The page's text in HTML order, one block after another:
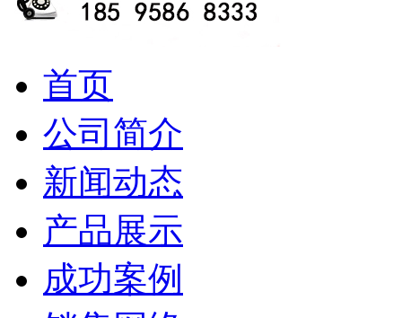
首页
公司简介
新闻动态
产品展示
成功案例